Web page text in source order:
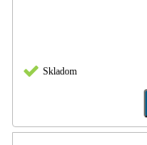
Skladom